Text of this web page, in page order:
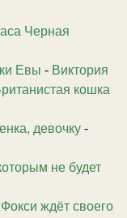
Черная
Евы - Виктория
кошка
девочку -
не будет
ждёт своего